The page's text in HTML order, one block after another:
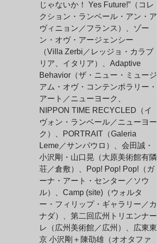
じゃないか！ Yes Future!”（コレ
クション・ランベール・アン・ア
ヴィニョン／フランス）、ゾー
ン・オヴ・アージェンシー
（Villa Zerbi／レッジョ・カラブ
リア、イタリア）、Adaptive
Behavior（ザ・ニュー・ミュージ
アム・オヴ・コンテンポラリー・
アート／ニューヨーク、
NIPPON TIME RECYCLED（イ
ヴォン・ランベール／ニューヨー
ク）、PORTRAIT（Galeria
Leme／サンパウロ）、会田誠・
小沢剛・山口晃（大原美術館有隣
荘／倉敷）、Pop! Pop! Pop!（ガ
ーナ・アート・センター／ソウ
ル）、Camp (site)（ウォルタ
ー・フィリップ・ギャラリー／カ
ナダ）、第二回広州トリエンナー
レ（広州美術館／広州）、広東東
京 小沢剛＋陳劭雄（オオタファ